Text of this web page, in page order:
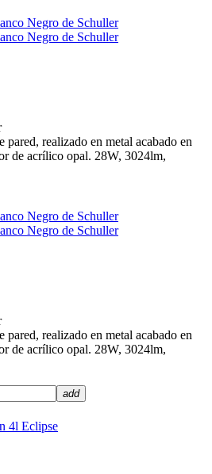
pared, realizado en metal acabado en
de acrílico opal. 28W, 3024lm,
pared, realizado en metal acabado en
de acrílico opal. 28W, 3024lm,
add